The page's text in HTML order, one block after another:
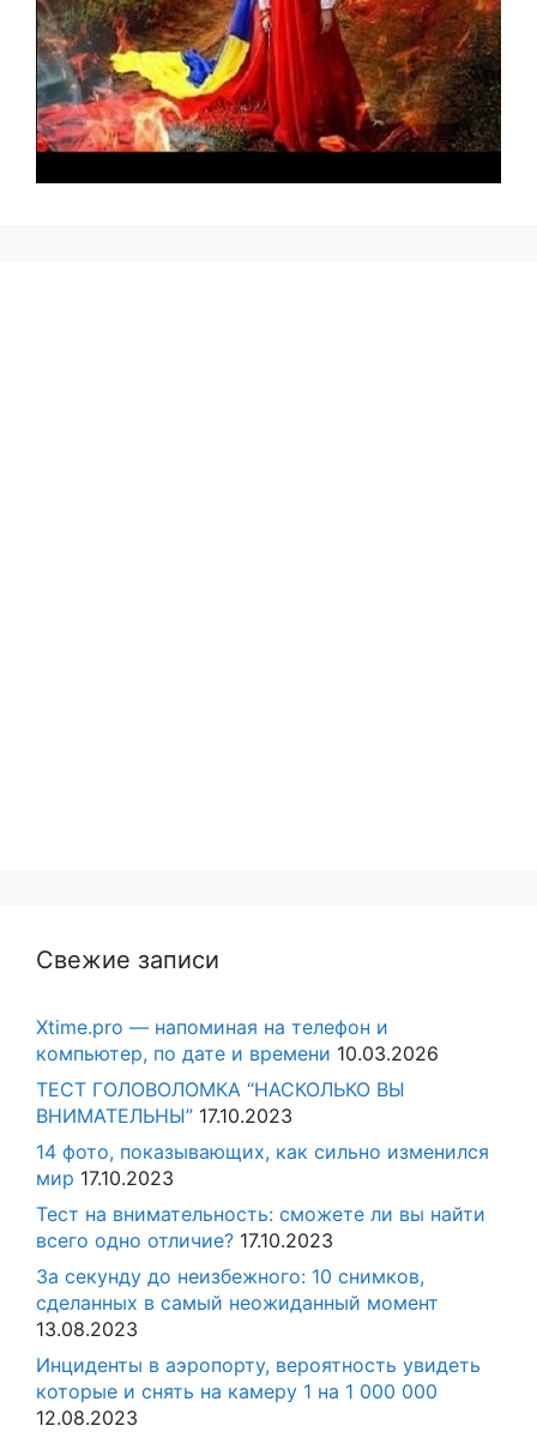
Свежие записи
Xtime.pro — напоминая на телефон и
компьютер, по дате и времени 10.03.2026
ТЕСТ ГОЛОВОЛОМКА “НАСКОЛЬКО ВЫ
ВНИМАТЕЛЬНЫ” 17.10.2023
14 фото, показывающих, как сильно изменился
мир 17.10.2023
Тест на внимательность: сможете ли вы найти
всего одно отличие? 17.10.2023
За секунду до неизбежного: 10 снимков,
сделанных в самый неожиданный момент
13.08.2023
Инциденты в аэропорту, вероятность увидеть
которые и снять на камеру 1 на 1 000 000
12.08.2023